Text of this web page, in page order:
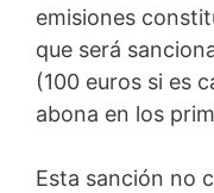
emisiones
que será
(100 euros si es
abona en los
Esta sanción no